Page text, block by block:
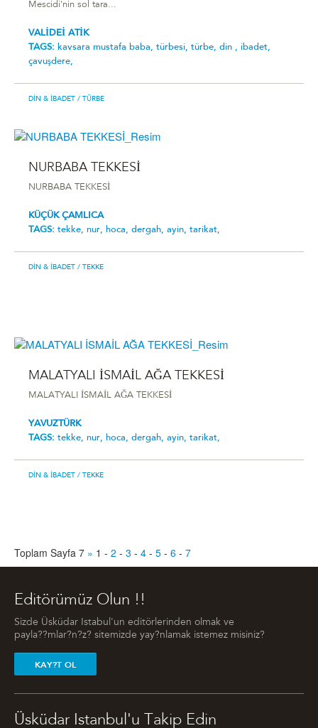
Mescidi'nin sol tara...
VALİDEİ ATİK
TAGS: kavsara mustafa baba, türbesi, türbe, din , ibadet,
çavuşdere,
DIN & İBADET / TÜRBE
NURBABA TEKKESİ
NURBABA TEKKESİ
KÜÇÜK ÇAMLICA
TAGS: tekke, nur, hoca, dergah, ayin, tarikat,
DIN & İBADET / TEKKE
MALATYALI İSMAİL AĞA TEKKESİ
MALATYALI İSMAİL AĞA TEKKESİ
YAVUZTÜRK
TAGS: tekke, nur, hoca, dergah, ayin, tarikat,
DIN & İBADET / TEKKE
Toplam Sayfa 7 » 1 - 2 - 3 - 4 - 5 - 6 - 7
Editörümüz Olun !!
Sizde Üsküdar Istabul'un editörlerinden olmak ve
payla??mlar?n?z? sitemizde yay?nlamak istemez misiniz?
KAY?T OL
Üsküdar Istanbul'u Takip Edin